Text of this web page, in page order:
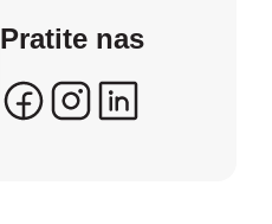
Pratite nas